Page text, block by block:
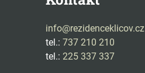
info@rezidenceklicov.cz
tel.: 737 210 210
tel.: 225 337 337